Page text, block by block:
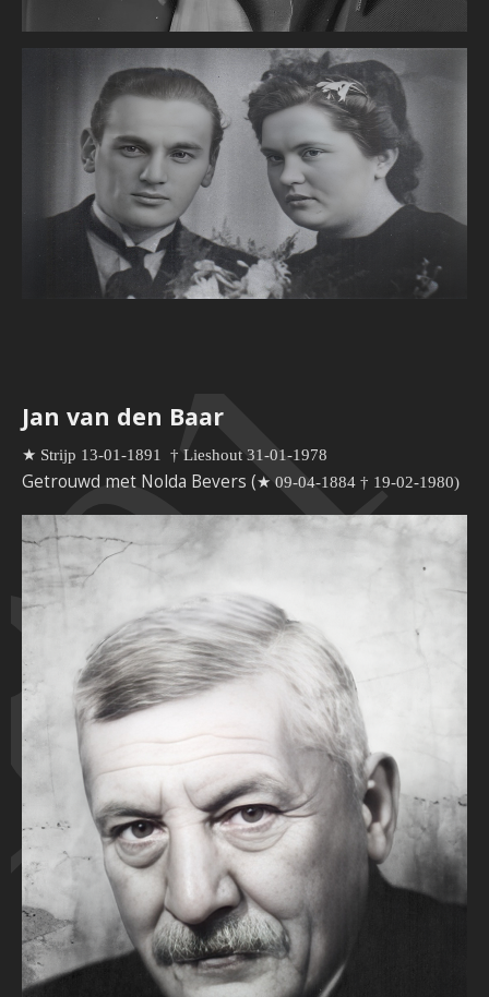
Jan van den Baar
★ Strijp 13-01-1891 † Lieshout 31-01-1978
Getrouwd met Nolda Bevers (★ 09-04-1884 † 19-02-1980)